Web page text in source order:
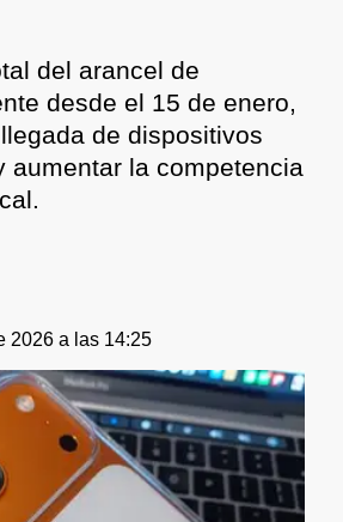
del arancel de
desde el 15 de enero,
de dispositivos
aumentar la competencia
2026 a las 14:25